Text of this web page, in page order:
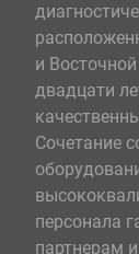
и
двадцати
Сочетание
персонала
партнерам